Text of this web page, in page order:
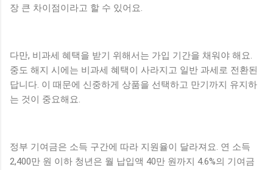
장 큰 차이점이라고 할 수 있어요.
다만, 비과세 혜택을 받기 위해서는 가입 기간을 채워야 해요.
중도 해지 시에는 비과세 혜택이 사라지고 일반 과세로 전환된
답니다. 이 때문에 신중하게 상품을 선택하고 만기까지 유지하
는 것이 중요해요.
정부 기여금은 소득 구간에 따라 지원율이 달라져요. 연 소득
2,400만 원 이하 청년은 월 납입액 40만 원까지 4.6%의 기여금